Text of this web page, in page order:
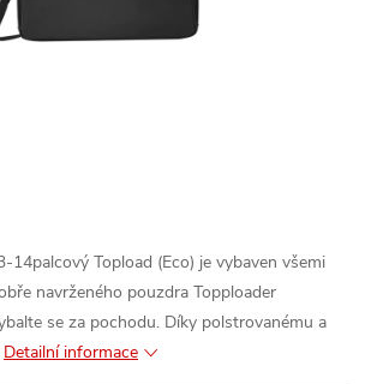
14palcový Topload (Eco) je vybaven všemi
navrženého pouzdra Topploader
se za pochodu. Díky polstrovanému a
Detailní informace